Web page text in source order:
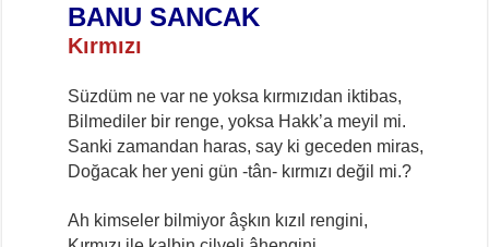
BANU SANCAK
Kırmızı
Süzdüm ne var ne yoksa kırmızıdan iktibas,
Bilmediler bir renge, yoksa Hakk’a meyil mi.
Sanki zamandan haras, say ki geceden miras,
Doğacak her yeni gün -tân- kırmızı değil mi.?
Ah kimseler bilmiyor âşkın kızıl rengini,